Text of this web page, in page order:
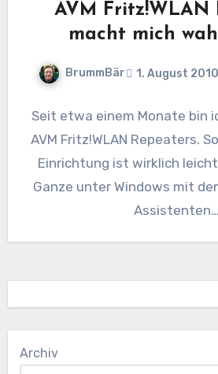
AVM Fritz!WLAN
macht mich
BrummBär 1. August 2010
Seit etwa einem Monate bin
AVM Fritz!WLAN Repeaters.
Einrichtung ist wirklich
Ganze unter Windows mit
Assistenten…
Archiv